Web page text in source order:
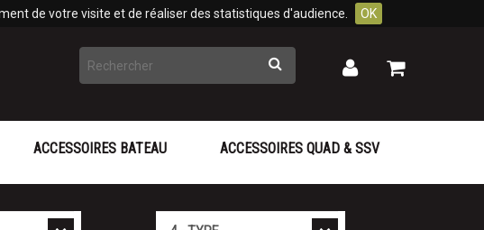
de votre visite et de réaliser des statistiques d'audience. OK
Rechercher Mon
Mon
ACCESSOIRES BATEAU ACCESSOIRES QUAD & SSV